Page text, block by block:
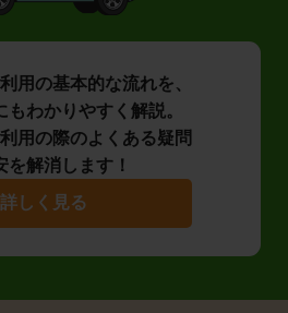
用の基本的な流れを、
もわかりやすく解説。
用の際のよくある疑問
を解消します！
詳しく見る